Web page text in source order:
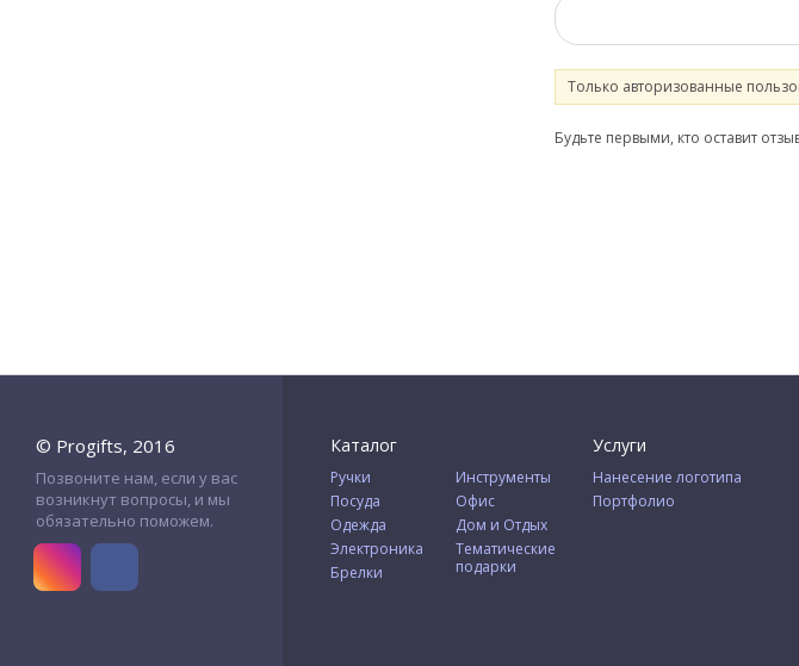
Только авторизованные
Будьте первыми, кто оставит
Каталог
Ручки
Посуда
Одежда
Электроника
Брелки
Инструменты
Офис
Дом и Отдых
Тематические
подарки
Услуги
Нанесение логотипа
Портфолио
© Progifts, 2016
Позвоните нам, если у вас
возникнут вопросы, и мы
обязательно поможем.